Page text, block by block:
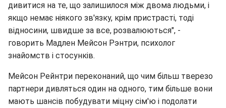
дивитися на те, що залишилося між двома людьми, і
якщо немає ніякого зв'язку, крім пристрасті, тоді
відносини, швидше за все, розвалюються", -
говорить Мадлен Мейсон Рэнтри, психолог
знайомств і стосунків.
Мейсон Рейнтри переконаний, що чим більш тверезо
партнери дивляться один на одного, тим більше вони
мають шансів побудувати міцну сім'ю і подолати